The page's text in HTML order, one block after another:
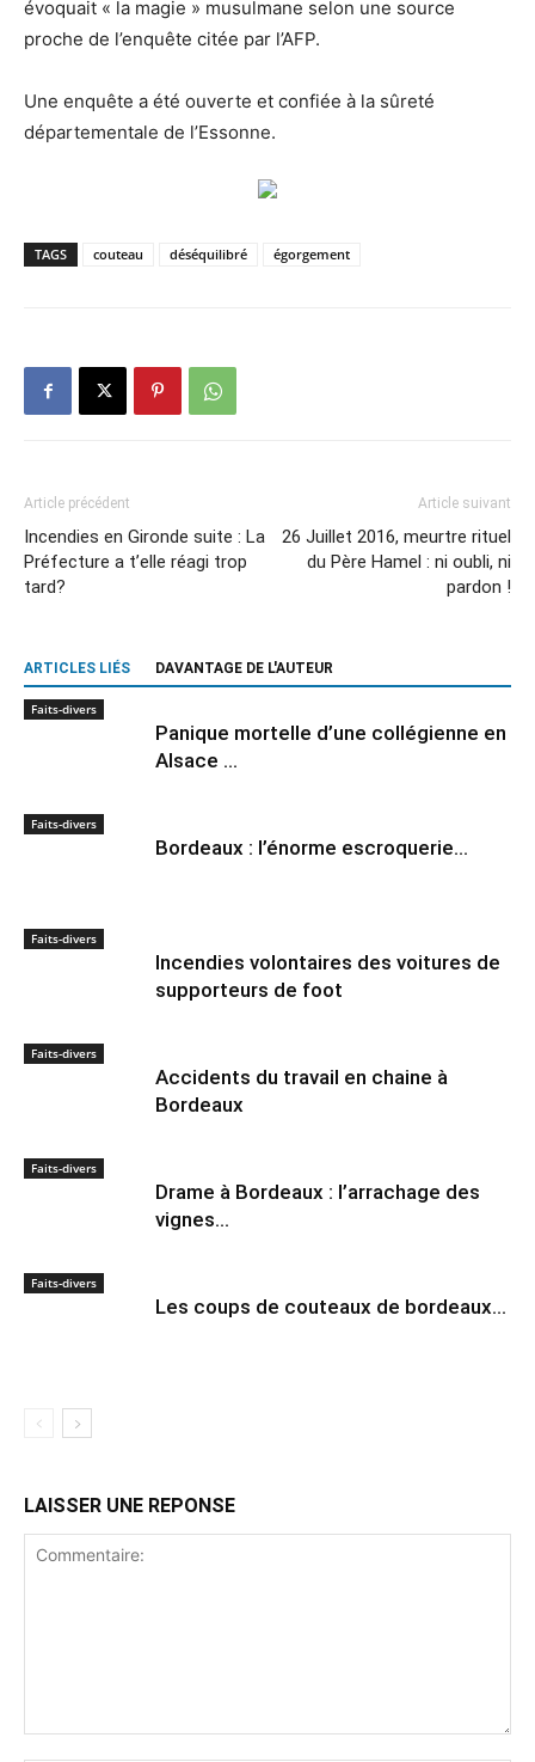
évoquait « la magie » musulmane selon une source
proche de l’enquête citée par l’AFP.
Une enquête a été ouverte et confiée à la sûreté
départementale de l’Essonne.
TAGS couteau déséquilibré égorgement
Article précédent
Incendies en Gironde suite : La
Préfecture a t’elle réagi trop
tard?
Article suivant
26 Juillet 2016, meurtre rituel
du Père Hamel : ni oubli, ni
pardon !
ARTICLES LIÉS DAVANTAGE DE L'AUTEUR
Faits-divers
Panique mortelle d’une collégienne en
Alsace …
Faits-divers
Bordeaux : l’énorme escroquerie…
Faits-divers
Incendies volontaires des voitures de
supporteurs de foot
Faits-divers
Accidents du travail en chaine à
Bordeaux
Faits-divers
Drame à Bordeaux : l’arrachage des
vignes…
Faits-divers
Les coups de couteaux de bordeaux…
LAISSER UNE REPONSE